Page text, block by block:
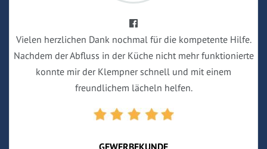
Vielen herzlichen Dank nochmal für die kompetente Hilfe.
Nachdem der Abfluss in der Küche nicht mehr funktionierte
konnte mir der Klempner schnell und mit einem
freundlichem lächeln helfen.